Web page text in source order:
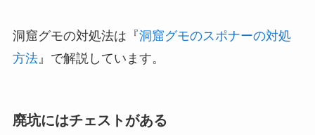
洞窟グモの対処法は『洞窟グモのスポナーの対処
方法』で解説しています。
廃坑にはチェストがある